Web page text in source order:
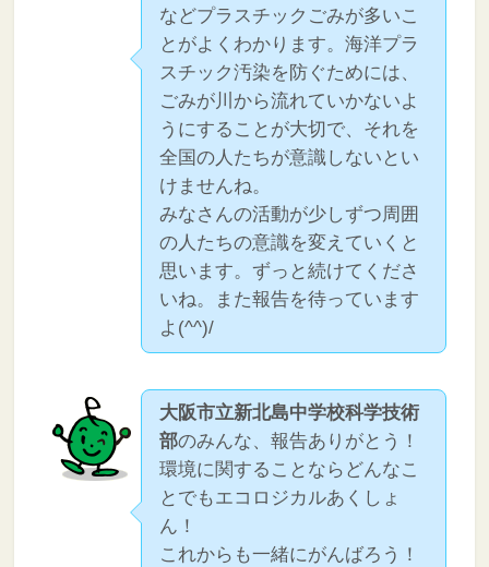
などプラスチックごみが多いこ
とがよくわかります。海洋プラ
スチック汚染を防ぐためには、
ごみが川から流れていかないよ
うにすることが大切で、それを
全国の人たちが意識しないとい
けませんね。
みなさんの活動が少しずつ周囲
の人たちの意識を変えていくと
思います。ずっと続けてくださ
いね。また報告を待っています
よ(^^)/
大阪市立新北島中学校科学技術
部のみんな、報告ありがとう！
環境に関することならどんなこ
とでもエコロジカルあくしょ
ん！
これからも一緒にがんばろう！